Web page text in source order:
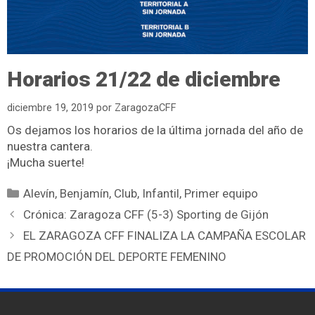
Horarios 21/22 de diciembre
diciembre 19, 2019 por ZaragozaCFF
Os dejamos los horarios de la última jornada del año de
nuestra cantera.
¡Mucha suerte!
Alevín, Benjamín, Club, Infantil, Primer equipo
Crónica: Zaragoza CFF (5-3) Sporting de Gijón
EL ZARAGOZA CFF FINALIZA LA CAMPAÑA ESCOLAR
DE PROMOCIÓN DEL DEPORTE FEMENINO